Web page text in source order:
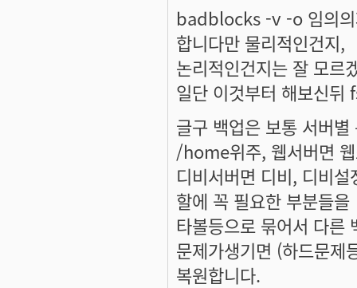
badblocks -v -o 임의의
합니다만 물리적인건지,
논리적인건지는 잘 모르
일단 이것부터 해보신뒤
글구 백업은 보통 서버
/home위주, 웹서버면
디비서버면 디비, 디비
할에 꼭 필요한 부분들을
타볼등으로 묶어서 다른
문제가생기면 (하드문제
복원합니다.